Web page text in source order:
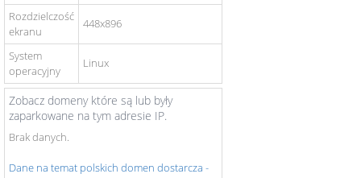
Rozdzielczość
ekranu
448x896
System
operacyjny
Linux
Zobacz domeny które są lub były
zaparkowane na tym adresie IP.
Brak danych.
Dane na temat polskich domen dostarcza -